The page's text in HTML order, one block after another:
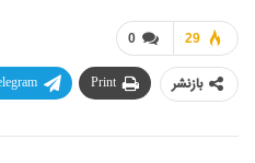
0 29
بازنشر Print